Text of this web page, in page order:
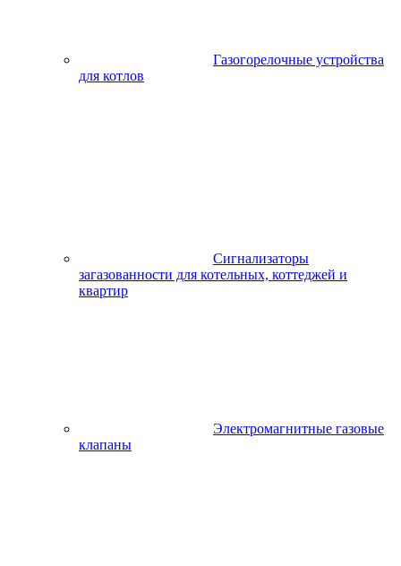
Газогорелочные устройства
для котлов
Сигнализаторы
загазованности для котельных, коттеджей и
квартир
Электромагнитные газовые
клапаны